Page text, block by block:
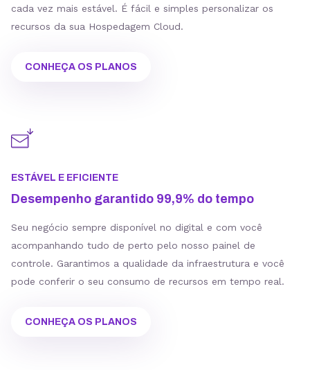
cada vez mais estável. É fácil e simples personalizar os
recursos da sua Hospedagem Cloud.
CONHEÇA OS PLANOS
ESTÁVEL E EFICIENTE
Desempenho garantido 99,9% do tempo
Seu negócio sempre disponível no digital e com você
acompanhando tudo de perto pelo nosso painel de
controle. Garantimos a qualidade da infraestrutura e você
pode conferir o seu consumo de recursos em tempo real.
CONHEÇA OS PLANOS